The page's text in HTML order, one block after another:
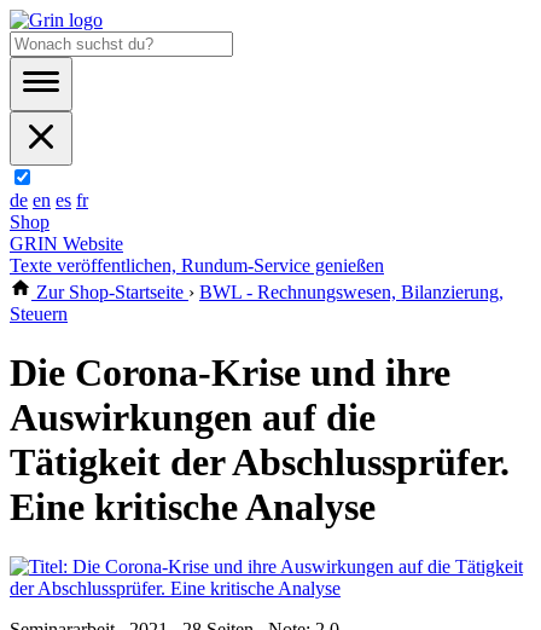
de en es fr
Shop
GRIN Website
Texte veröffentlichen, Rundum-Service genießen
Zur Shop-Startseite › BWL - Rechnungswesen, Bilanzierung,
Steuern
Die Corona-Krise und ihre
Auswirkungen auf die
Tätigkeit der Abschlussprüfer.
Eine kritische Analyse